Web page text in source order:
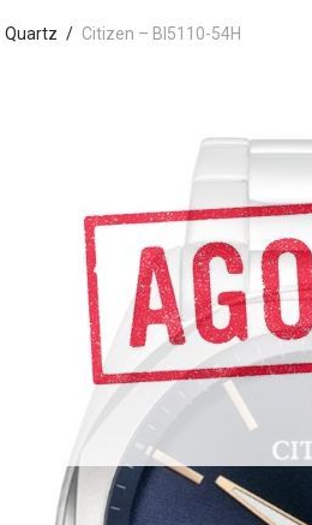
Quartz / Citizen – BI5110-54H